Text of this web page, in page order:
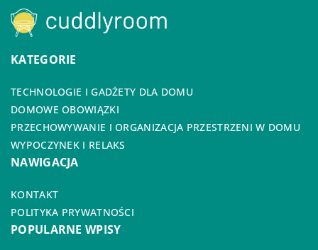
KATEGORIE
TECHNOLOGIE I GADŻETY DLA DOMU
DOMOWE OBOWIĄZKI
PRZECHOWYWANIE I ORGANIZACJA PRZESTRZENI W DOMU
WYPOCZYNEK I RELAKS
NAWIGACJA
KONTAKT
POLITYKA PRYWATNOŚCI
POPULARNE WPISY